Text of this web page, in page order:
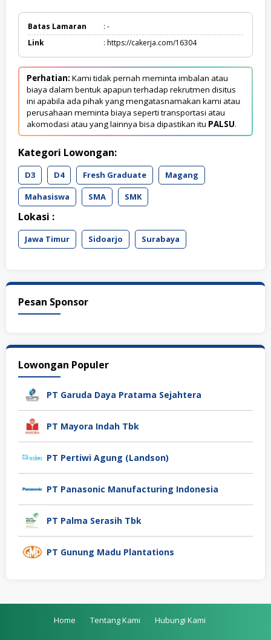
Batas Lamaran
: -
Link
: https://cakerja.com/16304
Perhatian: Kami tidak pernah meminta imbalan atau
biaya dalam bentuk apapun terhadap rekrutmen disitus
ini apabila ada pihak yang mengatasnamakan kami atau
perusahaan meminta biaya seperti transportasi atau
akomodasi atau yang lainnya bisa dipastikan itu PALSU.
Kategori Lowongan:
D3 D4 Fresh Graduate
Magang
Mahasiswa
SMA SMK
Lokasi :
Jawa Timur Sidoarjo Surabaya
Pesan Sponsor
Lowongan Populer
PT Garuda Daya Pratama Sejahtera
PT Mayora Indah Tbk
PT Pertiwi Agung (Landson)
PT Panasonic Manufacturing Indonesia
PT Palma Serasih Tbk
PT Gunung Madu Plantations
Home Tentang Kami Hubungi Kami